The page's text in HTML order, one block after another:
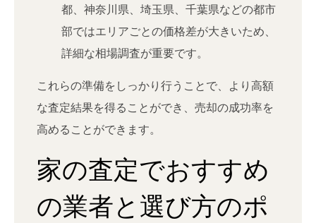
都、神奈川県、埼玉県、千葉県などの都市
部ではエリアごとの価格差が大きいため、
詳細な相場調査が重要です。
これらの準備をしっかり行うことで、より高額
な査定結果を得ることができ、売却の成功率を
高めることができます。
家の査定でおすすめ
の業者と選び方のポ